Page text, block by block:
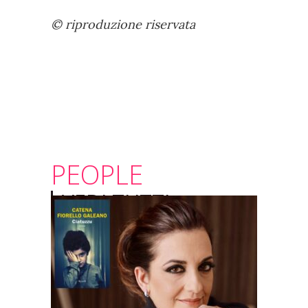
© riproduzione riservata
PEOPLE
VEDI TUTTI